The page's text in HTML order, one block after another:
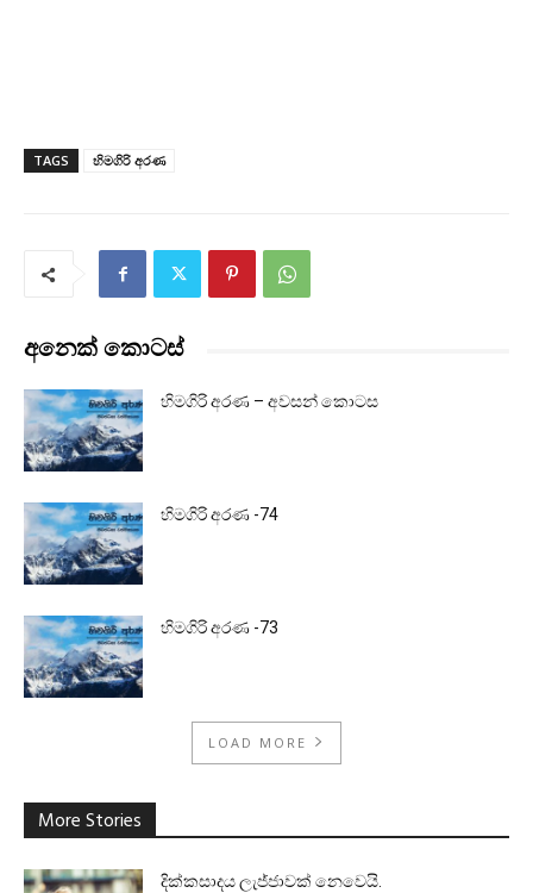
TAGS හිමගිරි අරණ
අනෙක් කොටස්
හිමගිරි අරණ – අවසන් කොටස
හිමගිරි අරණ -74
හිමගිරි අරණ -73
LOAD MORE
More Stories
දික්කසාදය ලැජ්ජාවක් නෙවෙයි.